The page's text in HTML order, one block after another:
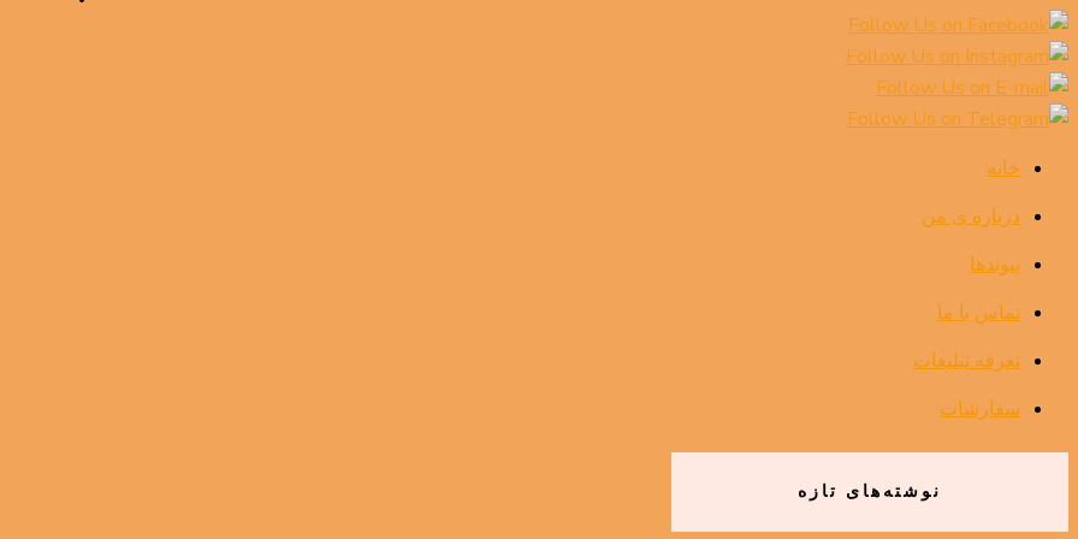
خانه
درباره ی من
پیوندها
تماس با ما
تعرفه تبلیغات
سفارشات
نوشته‌های تازه